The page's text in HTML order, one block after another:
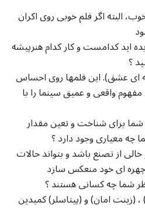
البته اگر فلم خوبی روی اکران
اید کدامست و کار کدام هنرپیشه
؟
ای عشق). این فلمها روی احساس
واقعی و عمیق سینما را با
برای شناخت و تعین مقدار
چه معیاری وجود دارد ؟
از تصنع باشد و بتواند حالات
شما چه کسانی هستند ؟
(زینت امان) و (پیتاسلر) کمیدین